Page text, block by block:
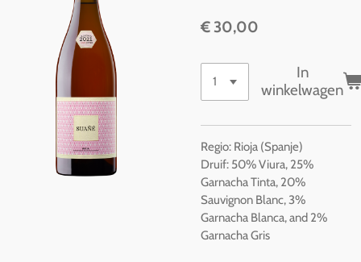
€ 30,00
In
winkelwagen
Regio: Rioja (Spanje)
Druif: 50% Viura, 25%
Garnacha Tinta, 20%
Sauvignon Blanc, 3%
Garnacha Blanca, and 2%
Garnacha Gris